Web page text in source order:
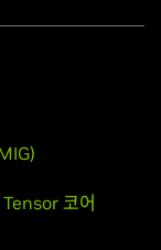
Tensor 코어